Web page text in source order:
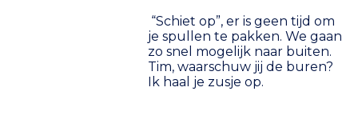
“Schiet op”, er is geen tijd om
je spullen te pakken. We gaan
zo snel mogelijk naar buiten.
Tim, waarschuw jij de buren?
Ik haal je zusje op.